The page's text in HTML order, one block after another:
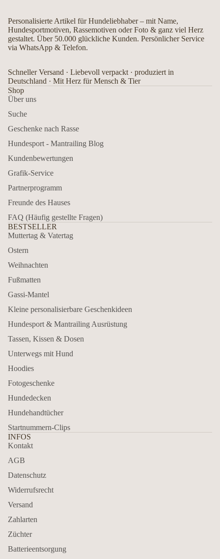
Personalisierte Artikel für Hundeliebhaber – mit Name,
Hundesportmotiven, Rassemotiven oder Foto & ganz viel Herz
gestaltet. Über 50.000 glückliche Kunden. Persönlicher Service
via WhatsApp & Telefon.
Schneller Versand · Liebevoll verpackt · produziert in
Deutschland · Mit Herz für Mensch & Tier
Shop
Über uns
Suche
Geschenke nach Rasse
Hundesport - Mantrailing Blog
Kundenbewertungen
Grafik-Service
Partnerprogramm
Freunde des Hauses
FAQ (Häufig gestellte Fragen)
BESTSELLER
Muttertag & Vatertag
Ostern
Weihnachten
Fußmatten
Gassi-Mantel
Kleine personalisierbare Geschenkideen
Hundesport & Mantrailing Ausrüstung
Tassen, Kissen & Dosen
Unterwegs mit Hund
Hoodies
Fotogeschenke
Hundedecken
Hundehandtücher
Startnummern-Clips
INFOS
Kontakt
AGB
Datenschutz
Widerrufsrecht
Versand
Zahlarten
Züchter
Batterieentsorgung